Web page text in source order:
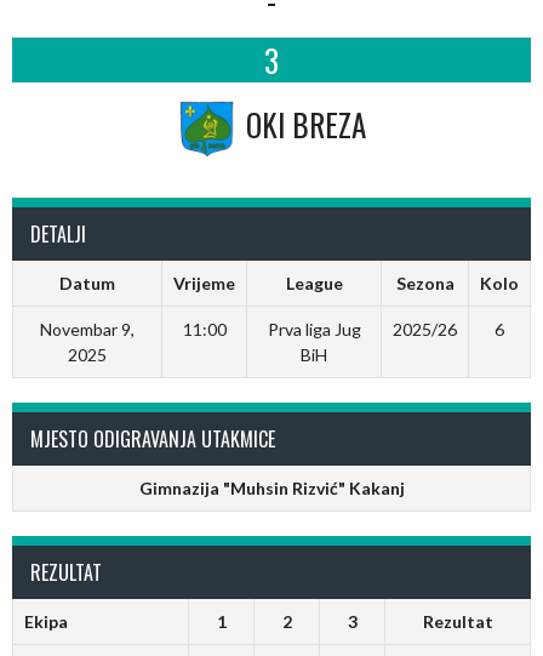
3
OKI BREZA
DETALJI
Datum Vrijeme League Sezona Kolo
Novembar 9,
2025
11:00
Prva liga Jug
BiH
2025/26 6
MJESTO ODIGRAVANJA UTAKMICE
Gimnazija "Muhsin Rizvić" Kakanj
REZULTAT
Ekipa 1 2 3 Rezultat